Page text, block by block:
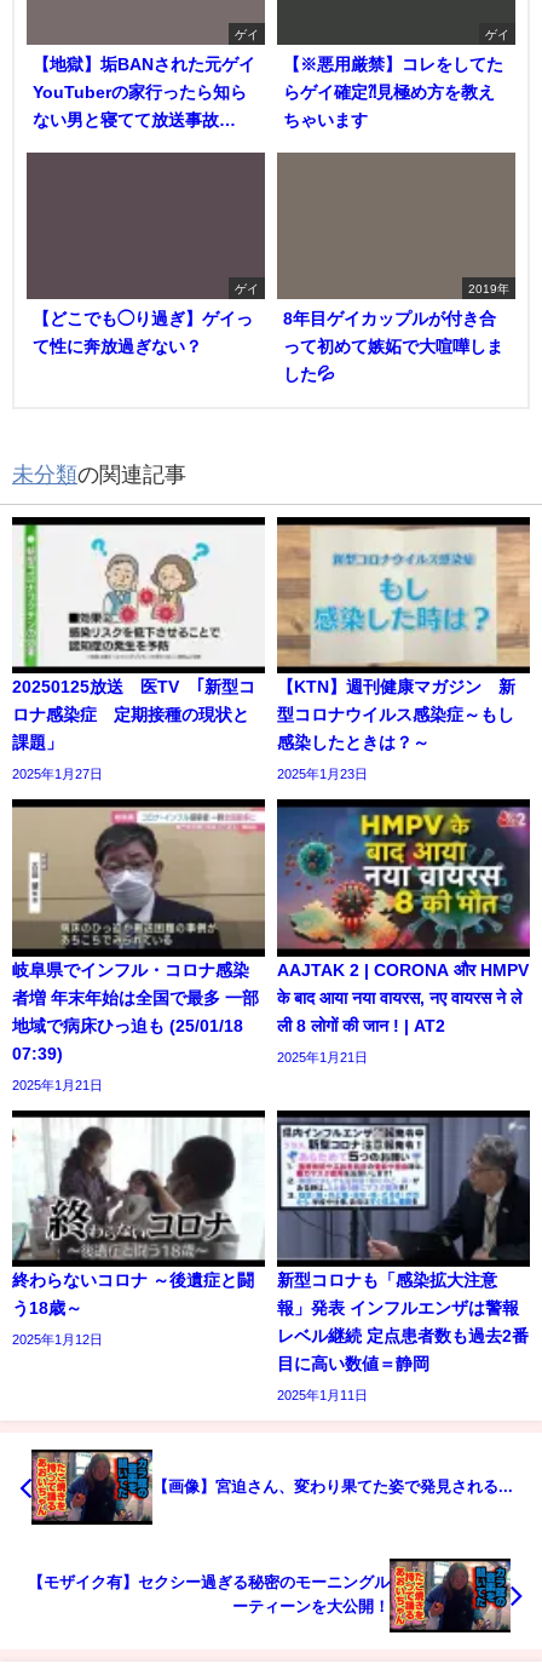
ゲイ
【地獄】垢BANされた元ゲイ
YouTuberの家行ったら知ら
ない男と寝てて放送事故…
ゲイ
【※悪用厳禁】コレをしてた
らゲイ確定⁈見極め方を教え
ちゃいます
ゲイ
【どこでも◯り過ぎ】ゲイっ
て性に奔放過ぎない？
2019年
8年目ゲイカップルが付き合
って初めて嫉妬で大喧嘩しま
した💦
未分類の関連記事
20250125放送 医TV ｢新型コ
ロナ感染症 定期接種の現状と
課題」
2025年1月27日
【KTN】週刊健康マガジン 新
型コロナウイルス感染症～もし
感染したときは？～
2025年1月23日
岐阜県でインフル・コロナ感染
者増 年末年始は全国で最多 一部
地域で病床ひっ迫も (25/01/18
07:39)
2025年1月21日
AAJTAK 2 | CORONA और HMPV
के बाद आया नया वायरस, नए वायरस ने ले
ली 8 लोगों की जान ! | AT2
2025年1月21日
終わらないコロナ ～後遺症と闘
う18歳～
2025年1月12日
新型コロナも「感染拡大注意
報」発表 インフルエンザは警報
レベル継続 定点患者数も過去2番
目に高い数値＝静岡
2025年1月11日
【画像】宮迫さん、変わり果てた姿で発見される...
【モザイク有】セクシー過ぎる秘密のモーニングル
ーティーンを大公開！